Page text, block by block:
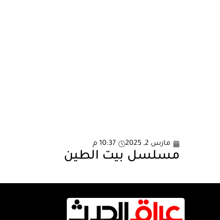
مارس 2, 2025 10:37 م
مسلسل بيت الطين